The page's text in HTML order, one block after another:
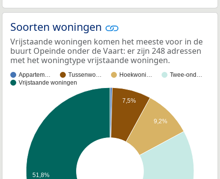
Soorten woningen
Vrijstaande woningen komen het meeste voor in de
buurt Opeinde onder de Vaart: er zijn 248 adressen
met het woningtype vrijstaande woningen.
Appartem… Tussenwo… Hoekwoni…
Twee-ond…
Vrijstaande woningen
7,5%
9,2%
51,8%